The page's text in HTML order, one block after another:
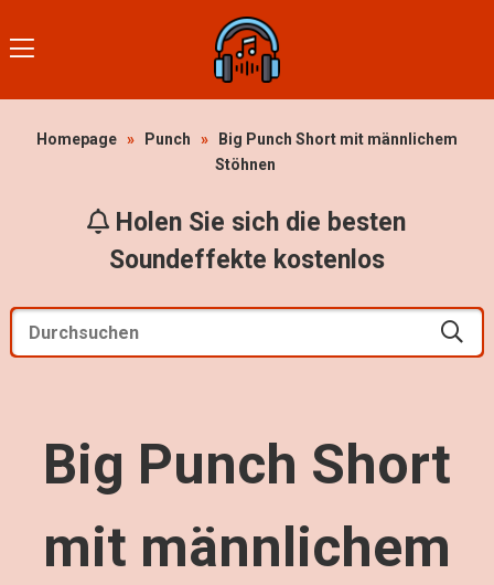
Homepage » Punch »
Big Punch Short mit männlichem
Stöhnen
Holen Sie sich die besten
Soundeffekte kostenlos
Big Punch Short
mit männlichem